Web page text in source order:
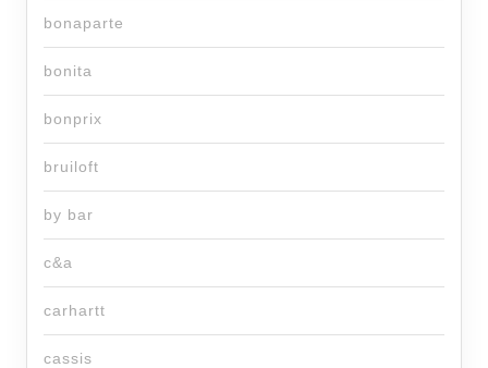
bonaparte
bonita
bonprix
bruiloft
by bar
c&a
carhartt
cassis